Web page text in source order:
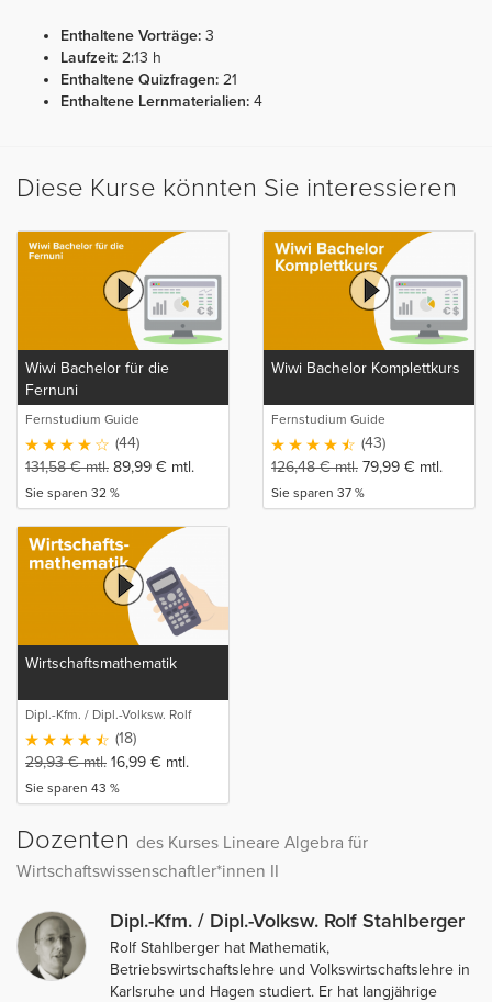
Enthaltene Vorträge: 3
Laufzeit: 2:13 h
Enthaltene Quizfragen: 21
Enthaltene Lernmaterialien: 4
Diese Kurse könnten Sie interessieren
Wiwi Bachelor für die
Fernuni
Fernstudium Guide
(44)
131,58€mtl. 89,99 € mtl.
Sie sparen 32 %
Wiwi Bachelor Komplettkurs
Fernstudium Guide
(43)
126,48€mtl. 79,99 € mtl.
Sie sparen 37 %
Wirtschaftsmathematik
Dipl.-Kfm. / Dipl.-Volksw. Rolf
Stahlberger
(18)
29,93€mtl. 16,99 € mtl.
Sie sparen 43 %
Dozenten des Kurses Lineare Algebra für
Wirtschaftswissenschaftler*innen II
Dipl.-Kfm. / Dipl.-Volksw. Rolf Stahlberger
Rolf Stahlberger hat Mathematik,
Betriebswirtschaftslehre und Volkswirtschaftslehre in
Karlsruhe und Hagen studiert. Er hat langjährige